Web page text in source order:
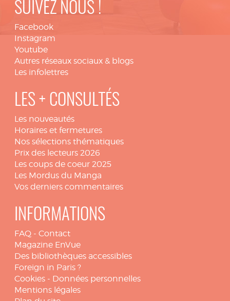
SUIVEZ NOUS !
Facebook
Instagram
Youtube
Autres réseaux sociaux & blogs
Les infolettres
LES + CONSULTÉS
Les nouveautés
Horaires et fermetures
Nos sélections thématiques
Prix des lecteurs 2026
Les coups de coeur 2025
Les Mordus du Manga
Vos derniers commentaires
INFORMATIONS
FAQ - Contact
Magazine EnVue
Des bibliothèques accessibles
Foreign in Paris ?
Cookies - Données personnelles
Mentions légales